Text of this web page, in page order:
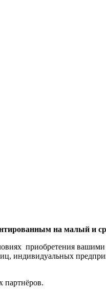
на малый и
приобретения
индивидуальных